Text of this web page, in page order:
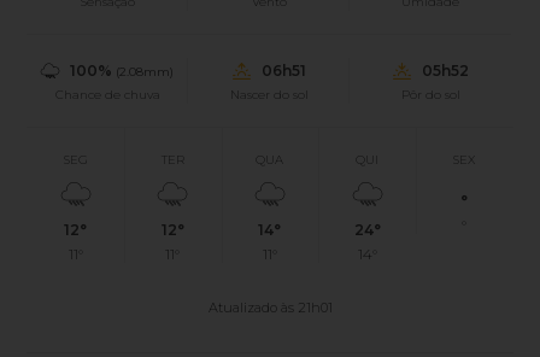
100% (2.08mm)
Chance de chuva
06h51
Nascer do sol
05h52
Pôr do sol
SEG
12°
11°
TER
12°
11°
QUA
14°
11°
24°
14°
SEX
°
Atualizado às 21h01